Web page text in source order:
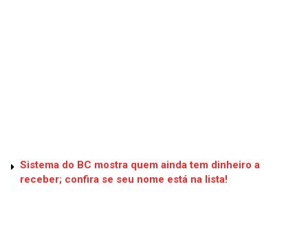
Sistema do BC mostra quem ainda tem dinheiro a
receber; confira se seu nome está na lista!